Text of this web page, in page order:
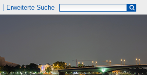
Erweiterte Suche